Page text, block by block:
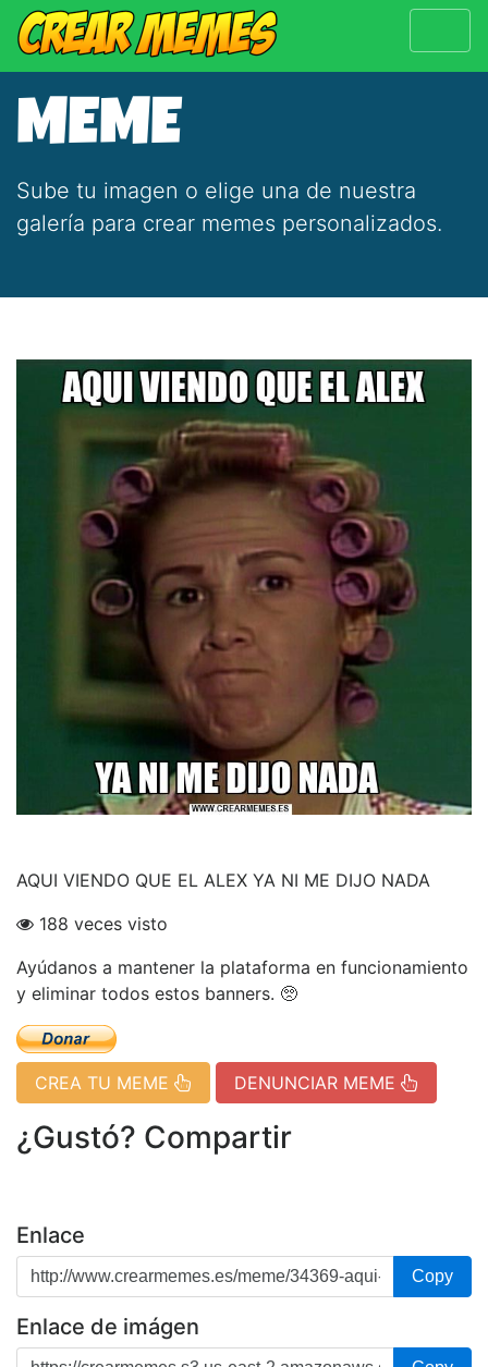
MEME
Sube tu imagen o elige una de nuestra
galería para crear memes personalizados.
AQUI VIENDO QUE EL ALEX YA NI ME DIJO NADA
188 veces visto
Ayúdanos a mantener la plataforma en funcionamiento
y eliminar todos estos banners. 🥺
CREA TU MEME DENUNCIAR MEME
¿Gustó? Compartir
Enlace
Copy
Enlace de imágen